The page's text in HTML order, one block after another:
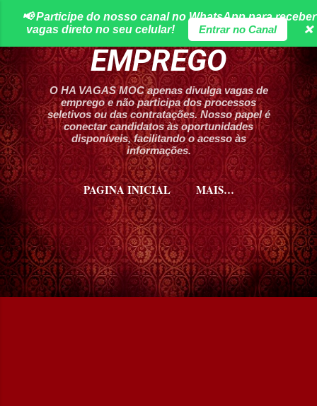
Pular para o conteúdo principal
HA VAGAS DE
EMPREGO
O HA VAGAS MOC apenas divulga vagas de
emprego e não participa dos processos
seletivos ou das contratações. Nosso papel é
conectar candidatos às oportunidades
disponíveis, facilitando o acesso às
informações.
📢 Participe do nosso canal no WhatsApp para receber
vagas direto no seu celular!
Entrar no Canal ❌
PAGINA INICIAL
MAIS…
CURSOS HA VAGAS MOC